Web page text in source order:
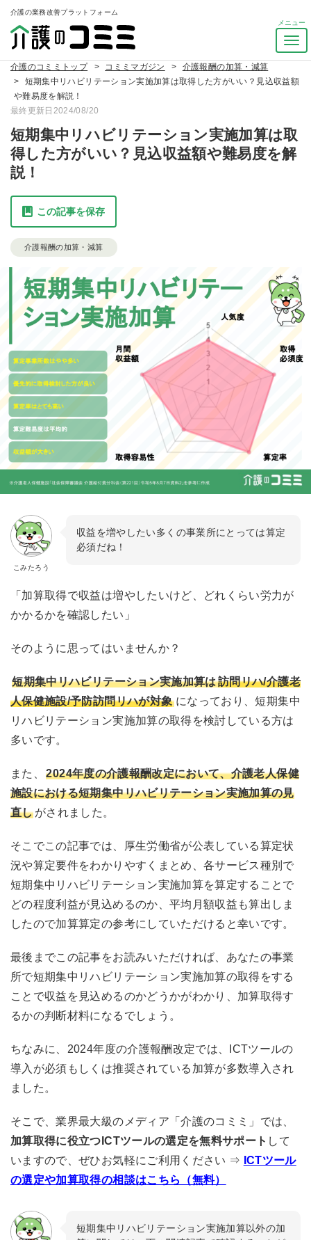
介護の業務改善プラットフォーム
ナ
ビ
ー
ン
を
ト
介護のコミミトップ コミミマガジン
介護報酬の加算・減算
短期集中リハビリテーション実施加算は取得した方がいい？見込収益額
や難易度を解説！
最終更新日2024/08/20
短期集中リハビリテーション実施加算は取
得した方がいい？見込収益額や難易度を解
説！
この記事を保存
介護報酬の加算・減算
こみたろう
収益を増やしたい多くの事業所にとっては算定
必須だね！
「加算取得で収益は増やしたいけど、どれくらい労力が
かかるかを確認したい」
そのように思ってはいませんか？
短期集中リハビリテーション実施加算は訪問リハ/介護老
人保健施設/予防訪問リハが対象 になっており、短期集中
リハビリテーション実施加算の取得を検討している方は
多いです。
また、
2024年度の介護報酬改定において、介護老人保健
施設における短期集中リハビリテーション実施加算の見
直しがされました。
そこでこの記事では、厚生労働省が公表している算定状
況や算定要件をわかりやすくまとめ、各サービス種別で
短期集中リハビリテーション実施加算を算定することで
どの程度利益が見込めるのか、平均月額収益も算出しま
したので加算算定の参考にしていただけると幸いです。
最後までこの記事をお読みいただければ、あなたの事業
所で短期集中リハビリテーション実施加算の取得をする
ことで収益を見込めるのかどうかがわかり、加算取得す
るかの判断材料になるでしょう。
ちなみに、2024年度の介護報酬改定では、ICTツールの
導入が必須もしくは推奨されている加算が多数導入され
ました。
そこで、業界最大級のメディア「介護のコミミ」では、
加算取得に役立つICTツールの選定を無料サポート して
いますので、ぜひお気軽にご利用ください ⇒ ICTツール
の選定や加算取得の相談はこちら（無料）
短期集中リハビリテーション実施加算以外の加